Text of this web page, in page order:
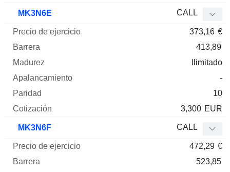
MK3N6E CALL
373,16 €
413,89
Ilimitado
-
10
3,300 EUR
MK3N6F CALL
472,29 €
523,85